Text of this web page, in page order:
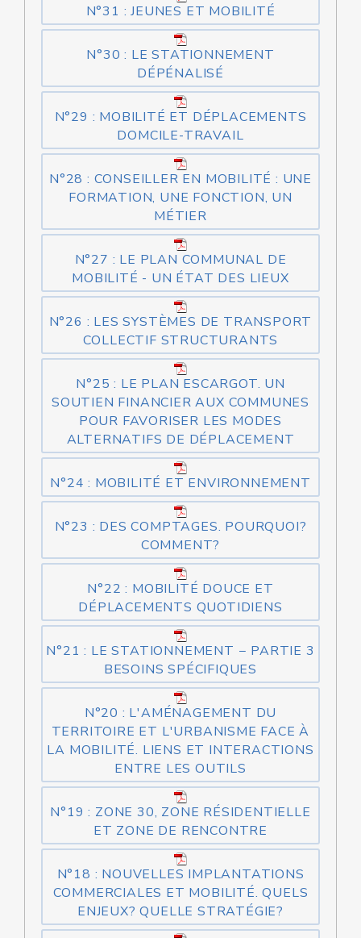
N°31 : JEUNES ET MOBILITÉ
N°30 : LE STATIONNEMENT
DÉPÉNALISÉ
N°29 : MOBILITÉ ET DÉPLACEMENTS
DOMCILE-TRAVAIL
N°28 : CONSEILLER EN MOBILITÉ : UNE
FORMATION, UNE FONCTION, UN
MÉTIER
N°27 : LE PLAN COMMUNAL DE
MOBILITÉ - UN ÉTAT DES LIEUX
N°26 : LES SYSTÈMES DE TRANSPORT
COLLECTIF STRUCTURANTS
N°25 : LE PLAN ESCARGOT. UN
SOUTIEN FINANCIER AUX COMMUNES
POUR FAVORISER LES MODES
ALTERNATIFS DE DÉPLACEMENT
N°24 : MOBILITÉ ET ENVIRONNEMENT
N°23 : DES COMPTAGES. POURQUOI?
COMMENT?
N°22 : MOBILITÉ DOUCE ET
DÉPLACEMENTS QUOTIDIENS
N°21 : LE STATIONNEMENT − PARTIE 3
BESOINS SPÉCIFIQUES
N°20 : L'AMÉNAGEMENT DU
TERRITOIRE ET L'URBANISME FACE À
LA MOBILITÉ. LIENS ET INTERACTIONS
ENTRE LES OUTILS
N°19 : ZONE 30, ZONE RÉSIDENTIELLE
ET ZONE DE RENCONTRE
N°18 : NOUVELLES IMPLANTATIONS
COMMERCIALES ET MOBILITÉ. QUELS
ENJEUX? QUELLE STRATÉGIE?